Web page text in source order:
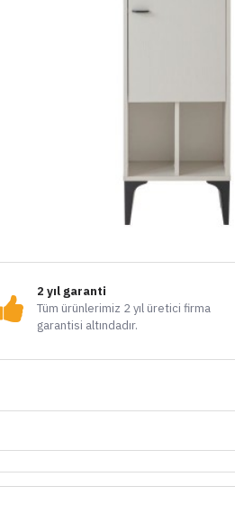
2 yıl garanti
Tüm ürünlerimiz 2 yıl üretici firma
garantisi altındadır.